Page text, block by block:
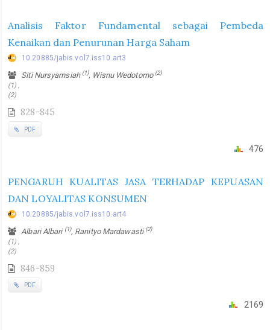
Analisis Faktor Fundamental sebagai Pembeda
Kenaikan dan Penurunan Harga Saham
10.20885/jabis.vol7.iss10.art3
Siti Nursyamsiah (1), Wisnu Wedotomo (2)
(1) ,
(2)
828-845
PDF
476
PENGARUH KUALITAS JASA TERHADAP KEPUASAN
DAN LOYALITAS KONSUMEN
10.20885/jabis.vol7.iss10.art4
Albari Albari (1), Ranityo Mardawasti(2)
(1) ,
(2)
846-859
PDF
2169